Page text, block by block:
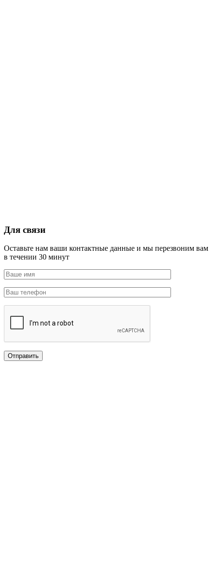
Для связи
Оставьте нам ваши контактные данные и мы перезвоним вам
в течении 30 минут